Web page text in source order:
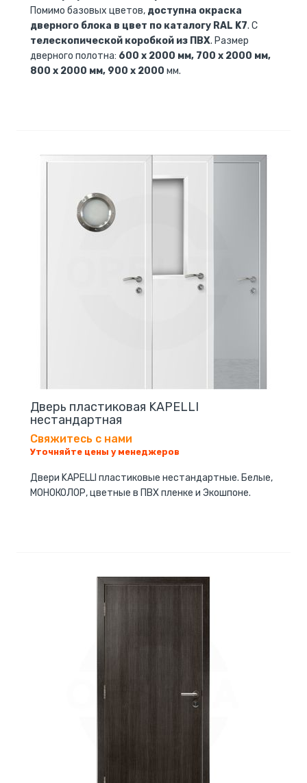
Помимо базовых цветов, доступна окраска
дверного блока в цвет по каталогу RAL K7. С
телескопической коробкой из ПВХ. Размер
дверного полотна: 600 x 2000 мм, 700 x 2000 мм,
800 x 2000 мм, 900 x 2000 мм.
Дверь пластиковая KAPELLI
нестандартная
Свяжитесь с нами
Уточняйте цены у менеджеров
Двери KAPELLI пластиковые нестандартные. Белые,
МОНОКОЛОР, цветные в ПВХ пленке и Экошпоне.